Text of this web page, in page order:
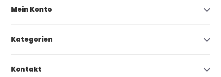
Mein Konto
Kategorien
Kontakt